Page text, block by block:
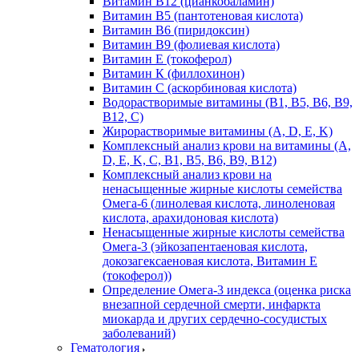
Витамин В5 (пантотеновая кислота)
Витамин В6 (пиридоксин)
Витамин В9 (фолиевая кислота)
Витамин Е (токоферол)
Витамин К (филлохинон)
Витамин С (аскорбиновая кислота)
Водорастворимые витамины (B1, B5, B6, В9,
В12, С)
Жирорастворимые витамины (A, D, E, K)
Комплексный анализ крови на витамины (A,
D, E, K, C, B1, B5, B6, В9, B12)
Комплексный анализ крови на
ненасыщенные жирные кислоты семейства
Омега-6 (линолевая кислота, линоленовая
кислота, арахидоновая кислота)
Ненасыщенные жирные кислоты семейства
Омега-3 (эйкозапентаеновая кислота,
докозагексаеновая кислота, Витамин E
(токоферол))
Определение Омега-3 индекса (оценка риска
внезапной сердечной смерти, инфаркта
миокарда и других сердечно-сосудистых
заболеваний)
Гематология